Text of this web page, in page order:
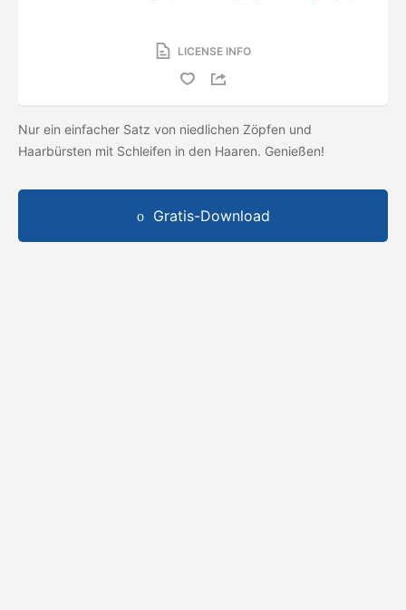
LICENSE INFO
Nur ein einfacher Satz von niedlichen Zöpfen und
Haarbürsten mit Schleifen in den Haaren. Genießen!
Gratis-Download